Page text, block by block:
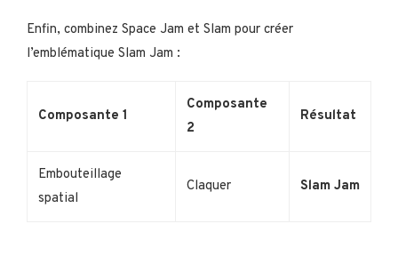
Enfin, combinez Space Jam et Slam pour créer
l’emblématique Slam Jam :
Composante 1
Composante
2
Résultat
Embouteillage
spatial
Claquer Slam Jam